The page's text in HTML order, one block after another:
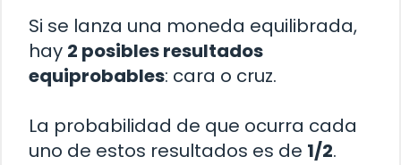
Si se lanza una moneda equilibrada,
hay 2 posibles resultados
equiprobables: cara o cruz.
La probabilidad de que ocurra cada
uno de estos resultados es de 1/2.